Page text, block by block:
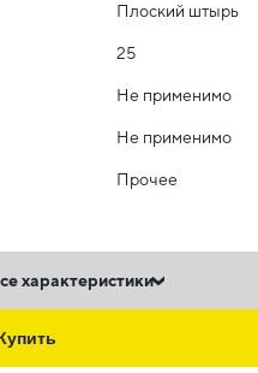
Плоский штырь
25
Не применимо
Не применимо
Прочее
характеристики